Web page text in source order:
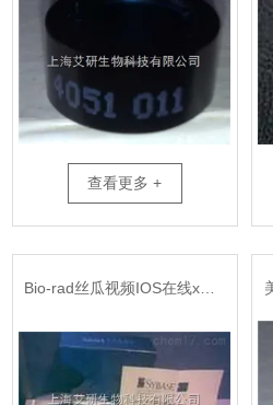
查看更多 +